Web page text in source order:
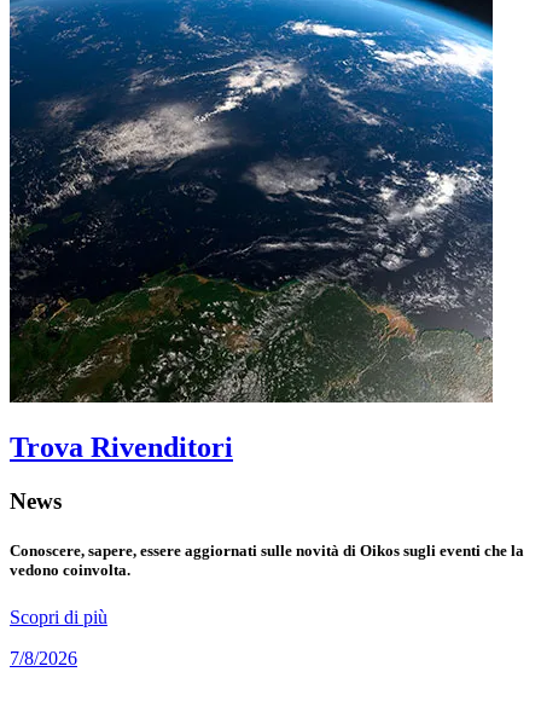
Trova Rivenditori
News
Conoscere, sapere, essere aggiornati sulle novità di Oikos sugli eventi che la
vedono coinvolta.
Scopri di più
7/8/2026